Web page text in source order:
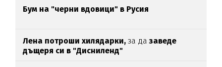
Бум на "черни вдовици" в Русия
Лена потроши хилядарки,за да заведе
дъщеря си в "Дисниленд"